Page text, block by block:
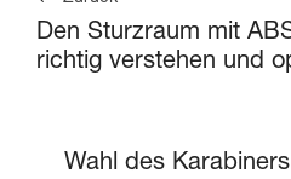
Den Sturzraum mit
richtig verstehen und
Wahl des